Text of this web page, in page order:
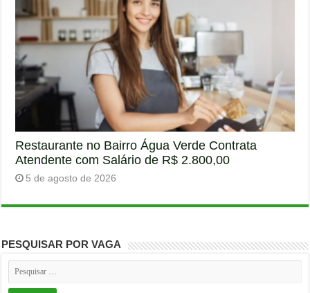
Restaurante no Bairro Água Verde Contrata
Atendente com Salário de R$ 2.800,00
5 de agosto de 2026
PESQUISAR POR VAGA